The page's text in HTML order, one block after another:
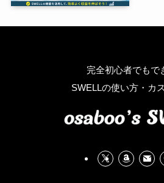
完全初心者でもで
SWELLの使い方・カ